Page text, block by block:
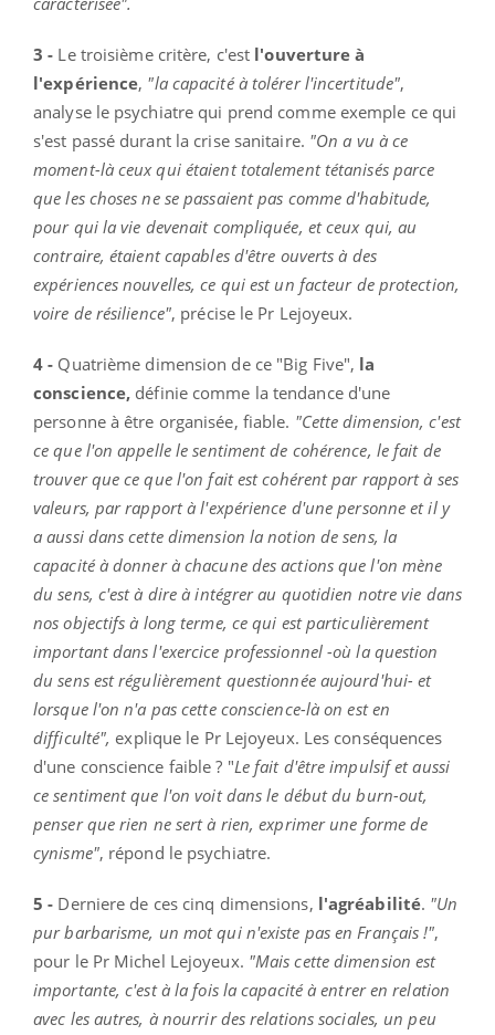
3 - Le troisième critère, c'est l'ouverture à
l'expérience, "la capacité à tolérer l'incertitude",
analyse le psychiatre qui prend comme exemple ce qui
s'est passé durant la crise sanitaire. "On a vu à ce
moment-là ceux qui étaient totalement tétanisés parce
que les choses ne se passaient pas comme d'habitude,
pour qui la vie devenait compliquée, et ceux qui, au
contraire, étaient capables d'être ouverts à des
expériences nouvelles, ce qui est un facteur de protection,
voire de résilience", précise le Pr Lejoyeux.
4 - Quatrième dimension de ce "Big Five", la
conscience, définie comme la tendance d'une
personne à être organisée, fiable. "Cette dimension, c'est
ce que l'on appelle le sentiment de cohérence, le fait de
trouver que ce que l'on fait est cohérent par rapport à ses
valeurs, par rapport à l'expérience d'une personne et il y
a aussi dans cette dimension la notion de sens, la
capacité à donner à chacune des actions que l'on mène
du sens, c'est à dire à intégrer au quotidien notre vie dans
nos objectifs à long terme, ce qui est particulièrement
important dans l'exercice professionnel -où la question
du sens est régulièrement questionnée aujourd'hui- et
lorsque l'on n'a pas cette conscience-là on est en
difficulté", explique le Pr Lejoyeux. Les conséquences
d'une conscience faible ? "Le fait d'être impulsif et aussi
ce sentiment que l'on voit dans le début du burn-out,
penser que rien ne sert à rien, exprimer une forme de
cynisme", répond le psychiatre.
5 - Derniere de ces cinq dimensions, l'agréabilité. "Un
pur barbarisme, un mot qui n'existe pas en Français !",
pour le Pr Michel Lejoyeux. "Mais cette dimension est
importante, c'est à la fois la capacité à entrer en relation
avec les autres, à nourrir des relations sociales, un peu